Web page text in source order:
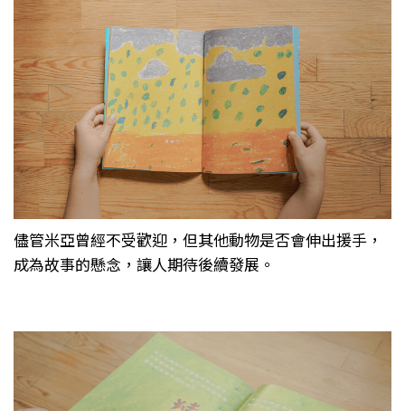
儘管米亞曾經不受歡迎，但其他動物是否會伸出援手，
成為故事的懸念，讓人期待後續發展。